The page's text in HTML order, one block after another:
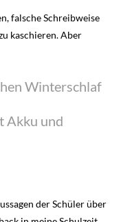
falsche Schreibweise
kaschieren. Aber
Winterschlaf
Akku und
der Schüler über